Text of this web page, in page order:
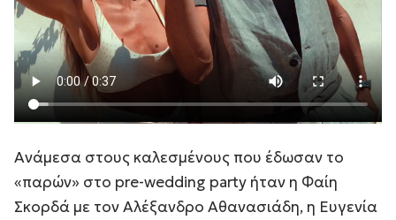
Ανάμεσα στους καλεσμένους που έδωσαν το
«παρών» στο pre-wedding party ήταν η Φαίη
Σκορδά με τον Αλέξανδρο Αθανασιάδη, η Ευγενία